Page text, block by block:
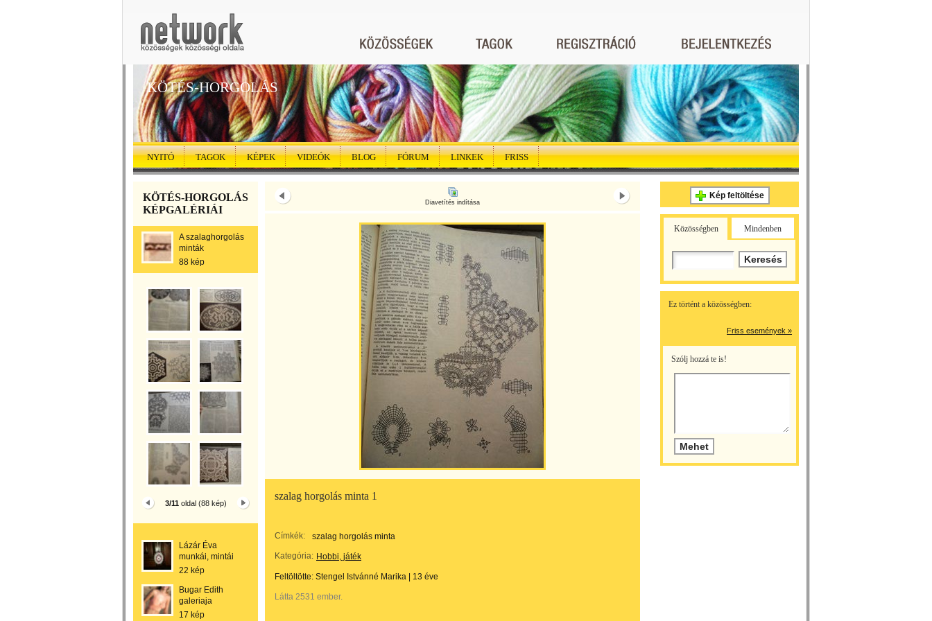
KÖTÉS-HORGOLÁS
NYITÓ TAGOK KÉPEK VIDEÓK BLOG FÓRUM LINKEK FRISS
KÖTÉS-HORGOLÁS
KÉPGALÉRIÁI
A szalaghorgolás
minták
88 kép
3/11oldal (88 kép)
Lázár Éva
munkái, mintái
22 kép
Bugar Edith
galeriaja
17 kép
Diavetítés indítása
szalag horgolás minta 1
Címkék:
szalag horgolás minta
Kategória: Hobbi, játék
Feltöltötte: Stengel Istvánné Marika 13 éve
Látta 2531 ember.
Kép feltöltése
Közösségben Mindenben
Ez történt a közösségben:
Friss események »
Szólj hozzá te is!